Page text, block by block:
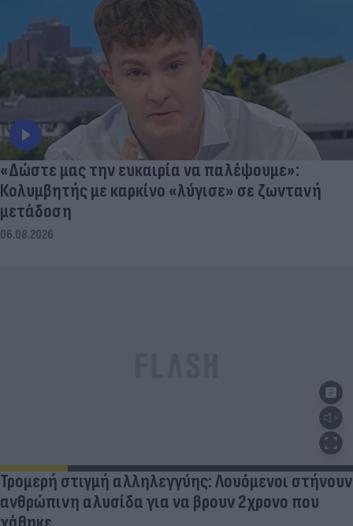
«Δώστε μας την ευκαιρία να παλέψουμε»:
Κολυμβητής με καρκίνο «λύγισε» σε ζωντανή
μετάδοση
06.08.2026
Τρομερή στιγμή αλληλεγγύης: Λουόμενοι στήνουν
ανθρώπινη αλυσίδα για να βρουν 2χρονο που